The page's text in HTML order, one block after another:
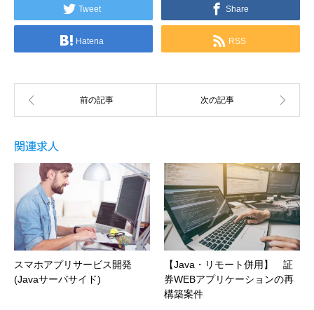
Tweet Share
Hatena RSS
関連求人
スマホアプリサービス開発
(Javaサーバサイド)
【Java・リモート併用】 証
券WEBアプリケーションの再
構築案件